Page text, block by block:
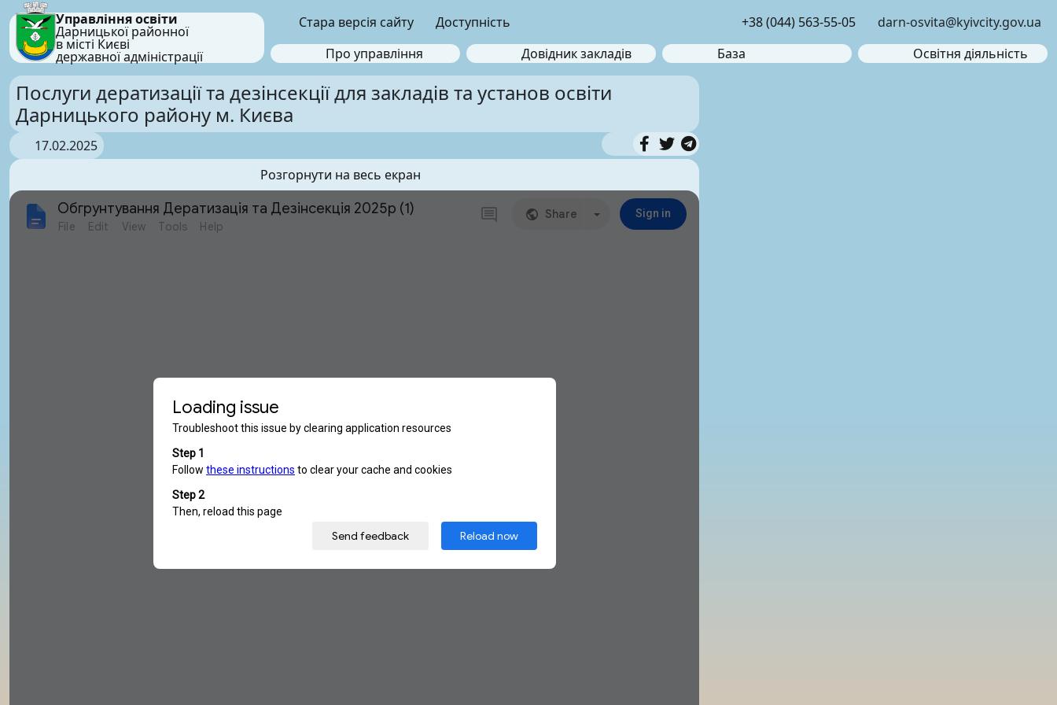
Управління освіти
Дарницької районної
в місті Києві
державної адміністрації
Стара версія сайту Доступність +38 (044) 563-55-05
darn-osvita@kyivcity.gov.ua
Про управління
Довідник закладів База Освітня діяльність
Послуги дератизації та дезінсекції для закладів та установ освіти
Дарницького району м. Києва
17.02.2025
Розгорнути на весь екран